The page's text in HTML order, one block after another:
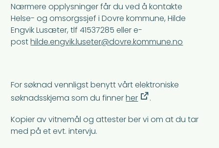
Nærmere opplysninger får du ved å kontakte
Helse- og omsorgssjef i Dovre kommune, Hilde
Engvik Lusæter, tlf 41537285 eller e-
posthilde.engvik.luseter@dovre.kommune.no
For søknad vennligst benytt vårt elektroniske
søknadsskjema som du finnerher
.
Kopier av vitnemål og attester ber vi om at du tar
med på et evt. intervju.